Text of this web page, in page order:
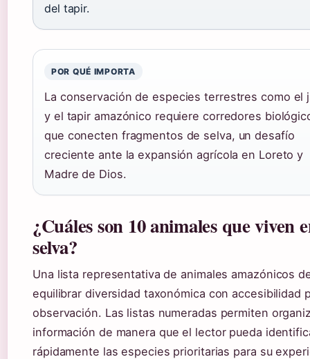
del tapir.
POR QUÉ IMPORTA
La conservación de especies terrestres como el
y el tapir amazónico requiere corredores
que conecten fragmentos de selva, un desafío
creciente ante la expansión agrícola en Loreto y
Madre de Dios.
¿Cuáles son 10 animales que viven
selva?
Una lista representativa de animales amazónicos
equilibrar diversidad taxonómica con accesibilidad
observación. Las listas numeradas permiten
información de manera que el lector pueda
rápidamente las especies prioritarias para su